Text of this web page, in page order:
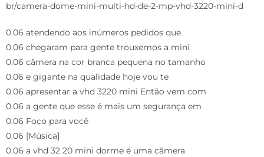
br/camera-dome-mini-multi-hd-de-2-mp-vhd-3220-mini-d
0.06 atendendo aos inúmeros pedidos que
0.06 chegaram para gente trouxemos a mini
0.06 câmera na cor branca pequena no tamanho
0.06 e gigante na qualidade hoje vou te
0.06 apresentar a vhd 3220 mini Então vem com
0.06 a gente que esse é mais um segurança em
0.06 Foco para você
0.06 [Música]
0.06 a vhd 32 20 mini dorme é uma câmera